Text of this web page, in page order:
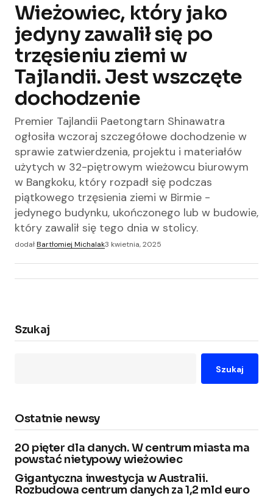
Wieżowiec, który jako
jedyny zawalił się po
trzęsieniu ziemi w
Tajlandii. Jest wszczęte
dochodzenie
Premier Tajlandii Paetongtarn Shinawatra
ogłosiła wczoraj szczegółowe dochodzenie w
sprawie zatwierdzenia, projektu i materiałów
użytych w 32-piętrowym wieżowcu biurowym
w Bangkoku, który rozpadł się podczas
piątkowego trzęsienia ziemi w Birmie -
jedynego budynku, ukończonego lub w budowie,
który zawalił się tego dnia w stolicy.
dodałBartłomiej Michalak3 kwietnia, 2025
Szukaj
Szukaj
Ostatnie newsy
20 pięter dla danych. W centrum miasta ma
powstać nietypowy wieżowiec
Gigantyczna inwestycja w Australii.
Rozbudowa centrum danych za 1,2 mld euro